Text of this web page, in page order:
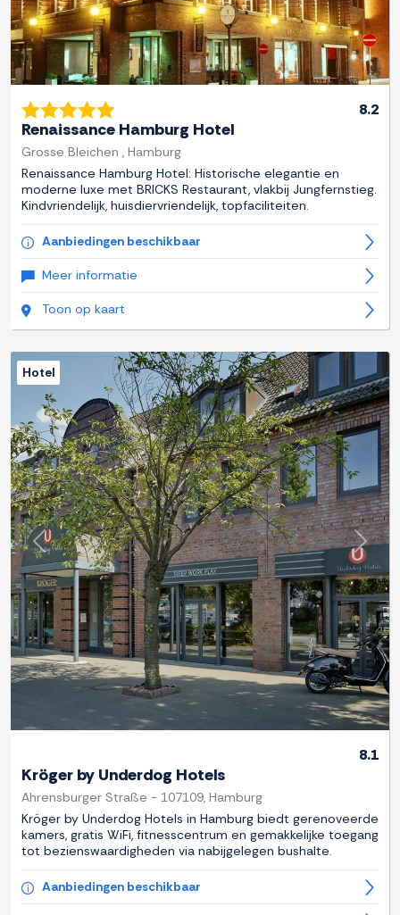
8.2
Renaissance Hamburg Hotel
Grosse Bleichen , Hamburg
Renaissance Hamburg Hotel: Historische elegantie en
moderne luxe met BRICKS Restaurant, vlakbij Jungfernstieg.
Kindvriendelijk, huisdiervriendelijk, topfaciliteiten.
Aanbiedingen beschikbaar
Meer informatie
Toon op kaart
Previous Next
Hotel
8.1
Kröger by Underdog Hotels
Ahrensburger Straße - 107109, Hamburg
Kröger by Underdog Hotels in Hamburg biedt gerenoveerde
kamers, gratis WiFi, fitnesscentrum en gemakkelijke toegang
tot bezienswaardigheden via nabijgelegen bushalte.
Aanbiedingen beschikbaar